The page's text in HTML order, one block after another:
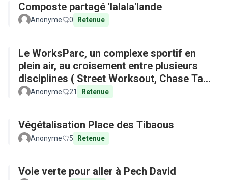
Composte partagé 'lalala'lande
Anonyme 0 Retenue
Le WorksParc, un complexe sportif en
plein air, au croisement entre plusieurs
disciplines ( Street Worksout, Chase Tag,
Parkour)
Anonyme 21 Retenue
Végétalisation Place des Tibaous
Anonyme 5 Retenue
Voie verte pour aller à Pech David